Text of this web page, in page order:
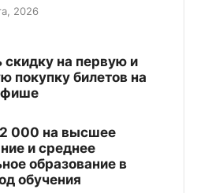
2026
скидку на первую и
покупку билетов на
000 на высшее
и среднее
образование в
обучения